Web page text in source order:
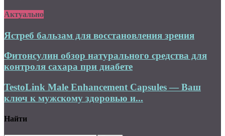
Актуально
Ястреб бальзам для восстановления зрения
Фитонсулин обзор натурального средства для
контроля сахара при диабете
TestoLink Male Enhancement Capsules — Ваш
ключ к мужскому здоровью и...
Найти